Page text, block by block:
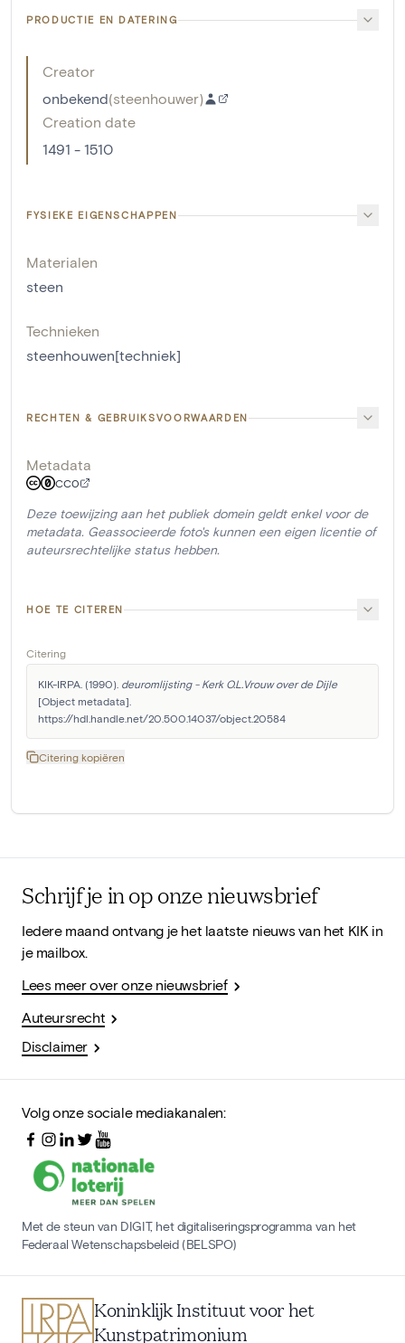
PRODUCTIE EN DATERING
Creator
onbekend(steenhouwer)
Creation date
1491 - 1510
FYSIEKE EIGENSCHAPPEN
Materialen
steen
Technieken
steenhouwen[techniek]
RECHTEN & GEBRUIKSVOORWAARDEN
Metadata
CC0
Deze toewijzing aan het publiek domein geldt enkel voor de
metadata. Geassocieerde foto's kunnen een eigen licentie of
auteursrechtelijke status hebben.
HOE TE CITEREN
Citering
KIK-IRPA. (1990). deuromlijsting - Kerk O.L.Vrouw over de Dijle
[Object metadata].
https://hdl.handle.net/20.500.14037/object.20584
Citering kopiëren
Schrijf je in op onze nieuwsbrief
Iedere maand ontvang je het laatste nieuws van het KIK in
je mailbox.
Lees meer over onze nieuwsbrief
Auteursrecht
Disclaimer
Volg onze sociale mediakanalen:
Met de steun van DIGIT, het digitaliseringsprogramma van het
Federaal Wetenschapsbeleid (BELSPO)
Koninklijk Instituut voor het
Kunstpatrimonium